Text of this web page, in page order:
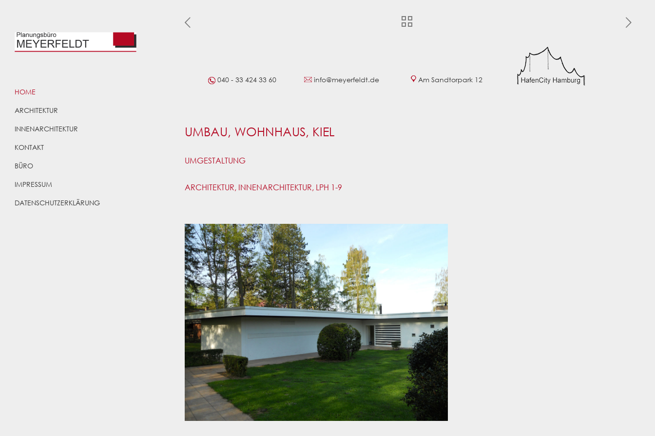
HOME
ARCHITEKTUR
INNENARCHITEKTUR
KONTAKT
BÜRO
IMPRESSUM
DATENSCHUTZERKLÄRUNG
040 - 33 424 33 60 info@meyerfeldt.de Am Sandtorpark 12
UMBAU, WOHNHAUS, KIEL
UMGESTALTUNG
ARCHITEKTUR, INNENARCHITEKTUR, LPH 1-9